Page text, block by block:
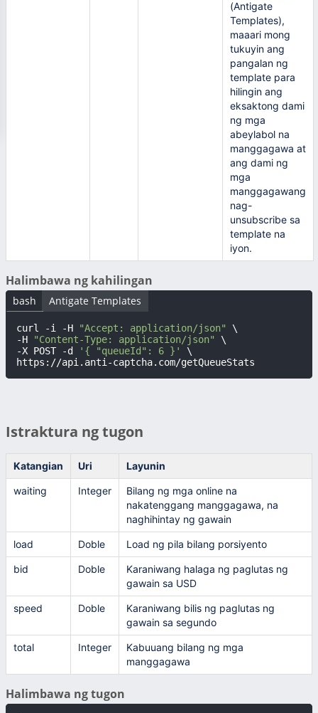
(Antigate
Templates),
maaari mong
tukuyin ang
pangalan ng
template para
hilingin ang
eksaktong dami
ng mga
abeylabol na
manggagawa at
ang dami ng
mga
manggagawang
nag-
unsubscribe sa
template na
iyon.
Halimbawa ng kahilingan
bash Antigate Templates
curl -i -H "Accept: application/json"
\
-H
"Content-Type: application/json"
\
-X POST -d
'{ "queueId": 6 }'
\
https://api.anti-captcha.com/getQueueStats
Istraktura ng tugon
Katangian Uri Layunin
waiting Integer
Bilang ng mga online na
nakatenggang manggagawa, na
naghihintay ng gawain
load Doble Load ng pila bilang porsiyento
bid Doble
Karaniwang halaga ng paglutas ng
gawain sa USD
speed Doble
Karaniwang bilis ng paglutas ng
gawain sa segundo
total Integer
Kabuuang bilang ng mga
manggagawa
Halimbawa ng tugon